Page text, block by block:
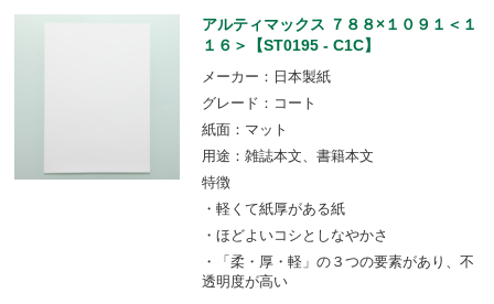
アルティマックス ７８８×１０９１＜１
１６＞【ST0195 - C1C】
メーカー：日本製紙
グレード：コート
紙面：マット
用途：雑誌本文、書籍本文
特徴
・軽くて紙厚がある紙
・ほどよいコシとしなやかさ
・「柔・厚・軽」の３つの要素があり、不
透明度が高い